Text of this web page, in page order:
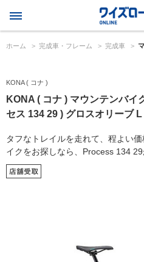
ホーム > 完成車・フレーム > 完成車 >
KONA ( コナ )
KONA ( コナ ) マウンテンバイ
セス 134 29 ) グロスオリーブ
タフなトレイルを走れて、程よい
イクをお探しなら、Process 134 29